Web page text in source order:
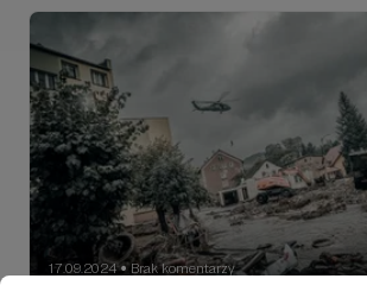
17.09.2024 ● Brak komentarzy